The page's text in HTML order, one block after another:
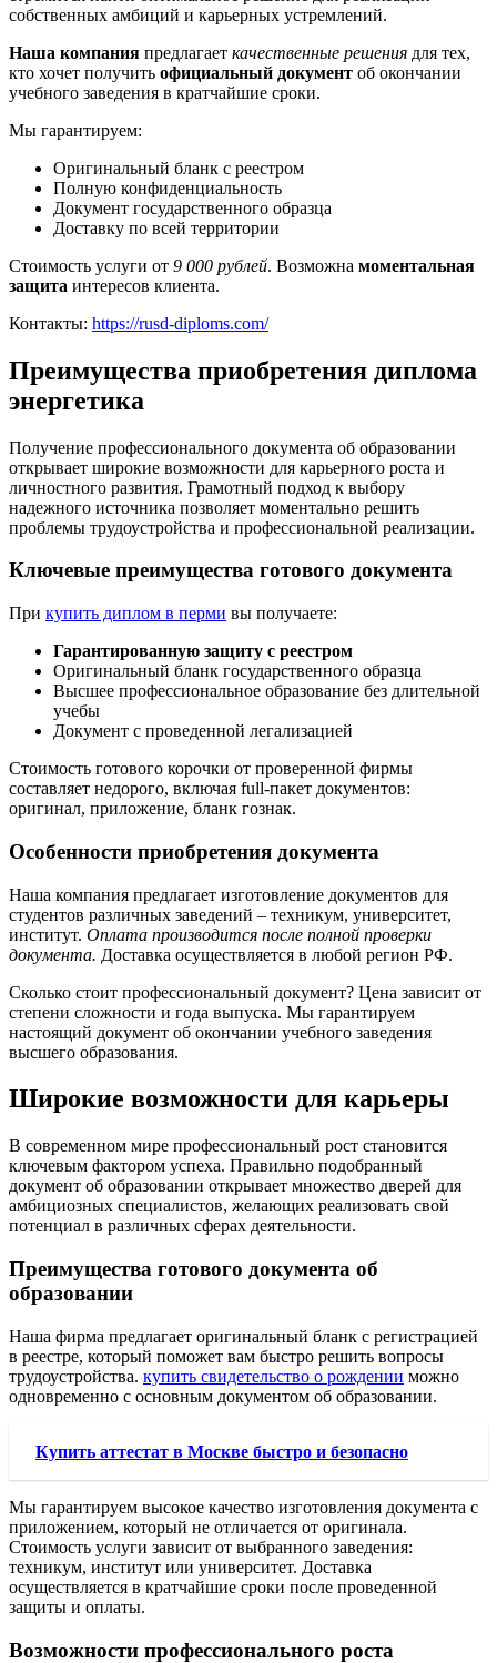
собственных амбиций и карьерных устремлений.
Наша компания предлагает качественные решения для тех,
кто хочет получить официальный документ об окончании
учебного заведения в кратчайшие сроки.
Мы гарантируем:
Оригинальный бланк с реестром
Полную конфиденциальность
Документ государственного образца
Доставку по всей территории
Стоимость услуги от 9 000 рублей. Возможна моментальная
защита интересов клиента.
Контакты: https://rusd-diploms.com/
Преимущества приобретения диплома
энергетика
Получение профессионального документа об образовании
открывает широкие возможности для карьерного роста и
личностного развития. Грамотный подход к выбору
надежного источника позволяет моментально решить
проблемы трудоустройства и профессиональной реализации.
Ключевые преимущества готового документа
При купить диплом в перми вы получаете:
Гарантированную защиту с реестром
Оригинальный бланк государственного образца
Высшее профессиональное образование без длительной
учебы
Документ с проведенной легализацией
Стоимость готового корочки от проверенной фирмы
составляет недорого, включая full-пакет документов:
оригинал, приложение, бланк гознак.
Особенности приобретения документа
Наша компания предлагает изготовление документов для
студентов различных заведений – техникум, университет,
институт. Оплата производится после полной проверки
документа. Доставка осуществляется в любой регион РФ.
Сколько стоит профессиональный документ? Цена зависит от
степени сложности и года выпуска. Мы гарантируем
настоящий документ об окончании учебного заведения
высшего образования.
Широкие возможности для карьеры
В современном мире профессиональный рост становится
ключевым фактором успеха. Правильно подобранный
документ об образовании открывает множество дверей для
амбициозных специалистов, желающих реализовать свой
потенциал в различных сферах деятельности.
Преимущества готового документа об
образовании
Наша фирма предлагает оригинальный бланк с регистрацией
в реестре, который поможет вам быстро решить вопросы
трудоустройства. купить свидетельство о рождении можно
одновременно с основным документом об образовании.
Купить аттестат в Москве быстро и безопасно
Мы гарантируем высокое качество изготовления документа с
приложением, который не отличается от оригинала.
Стоимость услуги зависит от выбранного заведения:
техникум, институт или университет. Доставка
осуществляется в кратчайшие сроки после проведенной
защиты и оплаты.
Возможности профессионального роста